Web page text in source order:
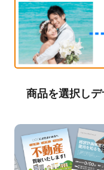
商品を選択し